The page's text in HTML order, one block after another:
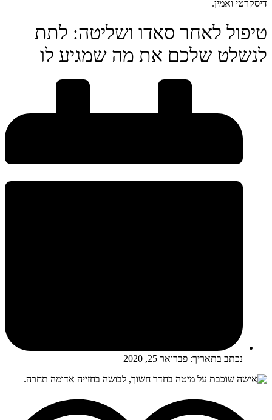
דיסקרטי ואמין.
טיפול לאחר סאדו ושליטה: לתת
לנשלט שלכם את מה שמגיע לו
נכתב בתאריך: פברואר 25, 2020